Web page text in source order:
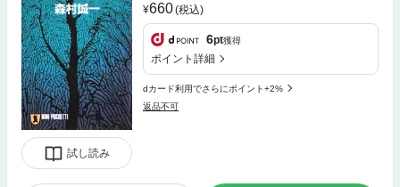
試し読み
660(税込)
6pt獲得
ポイント詳細
dカード利用でさらにポイント+2%
返品不可